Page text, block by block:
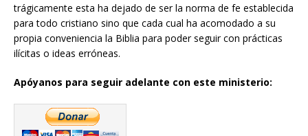
trágicamente esta ha dejado de ser la norma de fe establecida
para todo cristiano sino que cada cual ha acomodado a su
propia conveniencia la Biblia para poder seguir con prácticas
ilícitas o ideas erróneas.
Apóyanos para seguir adelante con este ministerio: